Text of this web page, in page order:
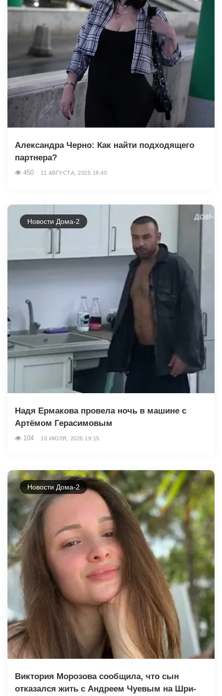
Александра Черно: Как найти подходящего
партнера?
450 11 АВГУСТА, 2025 18:40
Новости Дома-2
Надя Ермакова провела ночь в машине с
Артёмом Герасимовым
104 10 ИЮЛЯ, 2026 19:15
Новости Дома-2
Виктория Морозова сообщила, что сын
отказался жить с Андреем Чуевым на Шри-